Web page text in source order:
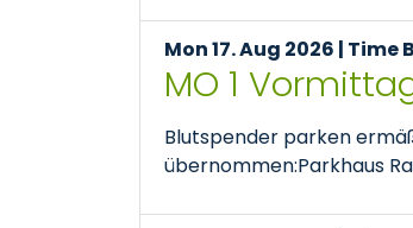
Mon 17. Aug 2026 | Time
MO 1
Blutspender parken
übernommen:Parkhaus